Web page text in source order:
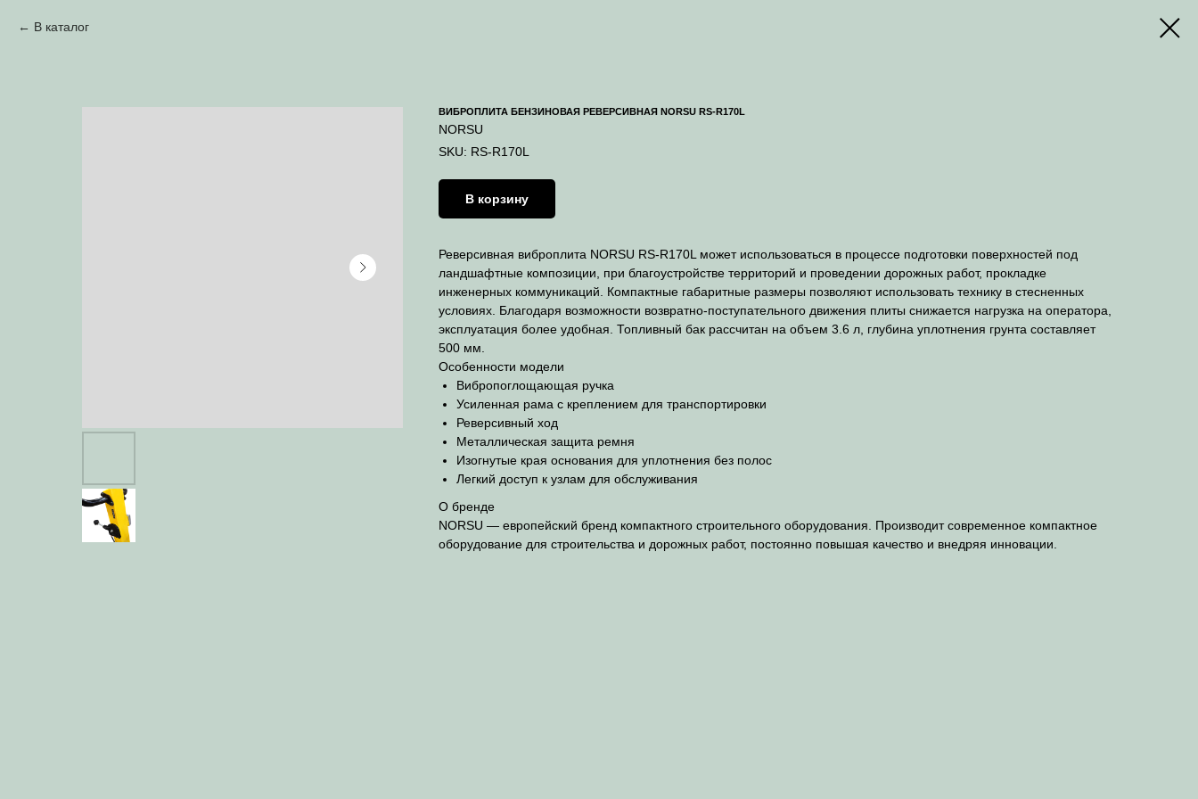
В каталог
ВИБРОПЛИТА БЕНЗИНОВАЯ РЕВЕРСИВНАЯ NORSU RS-R170L
NORSU
SKU: RS-R170L
В корзину
Реверсивная виброплита NORSU RS-R170L может использоваться в процессе подготовки поверхностей под
ландшафтные композиции, при благоустройстве территорий и проведении дорожных работ, прокладке
инженерных коммуникаций. Компактные габаритные размеры позволяют использовать технику в стесненных
условиях. Благодаря возможности возвратно-поступательного движения плиты снижается нагрузка на оператора,
эксплуатация более удобная. Топливный бак рассчитан на объем 3.6 л, глубина уплотнения грунта составляет
500 мм.
Особенности модели
Вибропоглощающая ручка
Усиленная рама с креплением для транспортировки
Реверсивный ход
Металлическая защита ремня
Изогнутые края основания для уплотнения без полос
Легкий доступ к узлам для обслуживания
О бренде
NORSU — европейский бренд компактного строительного оборудования. Производит современное компактное
оборудование для строительства и дорожных работ, постоянно повышая качество и внедряя инновации.